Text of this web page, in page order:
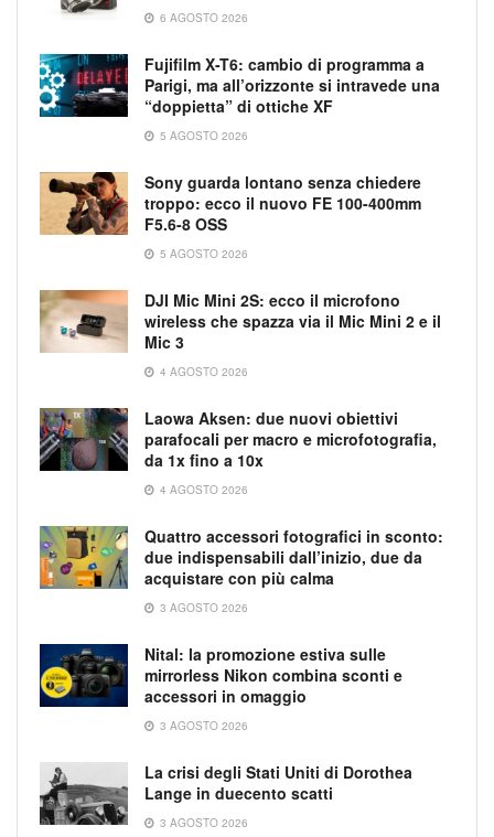
6 AGOSTO 2026
Fujifilm X-T6: cambio di programma a
Parigi, ma all’orizzonte si intravede una
“doppietta” di ottiche XF
5 AGOSTO 2026
Sony guarda lontano senza chiedere
troppo: ecco il nuovo FE 100-400mm
F5.6-8 OSS
5 AGOSTO 2026
DJI Mic Mini 2S: ecco il microfono
wireless che spazza via il Mic Mini 2 e il
Mic 3
4 AGOSTO 2026
Laowa Aksen: due nuovi obiettivi
parafocali per macro e microfotografia,
da 1x fino a 10x
4 AGOSTO 2026
Quattro accessori fotografici in sconto:
due indispensabili dall’inizio, due da
acquistare con più calma
3 AGOSTO 2026
Nital: la promozione estiva sulle
mirrorless Nikon combina sconti e
accessori in omaggio
3 AGOSTO 2026
La crisi degli Stati Uniti di Dorothea
Lange in duecento scatti
3 AGOSTO 2026